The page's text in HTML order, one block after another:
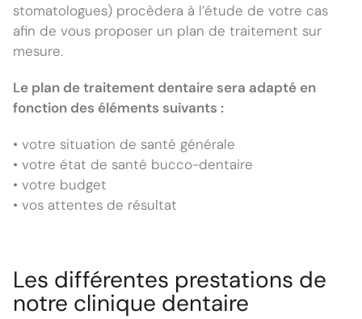
stomatologues) procèdera à l’étude de votre cas
afin de vous proposer un plan de traitement sur
mesure.
Le plan de traitement dentaire sera adapté en
fonction des éléments suivants :
• votre situation de santé générale
• votre état de santé bucco-dentaire
• votre budget
• vos attentes de résultat
Les différentes prestations de
notre clinique dentaire